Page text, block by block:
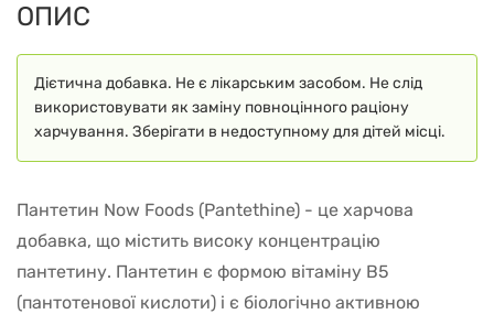
ОПИС
Дієтична добавка. Не є лікарським засобом. Не слід
використовувати як заміну повноцінного раціону
харчування. Зберігати в недоступному для дітей місці.
Пантетин Now Foods (Pantethine) - це харчова
добавка, що містить високу концентрацію
пантетину. Пантетин є формою вітаміну В5
(пантотенової кислоти) і є біологічно активною